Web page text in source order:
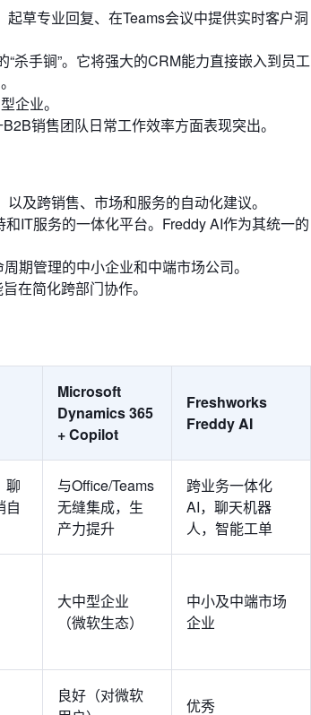
草专业回复、在Teams会议中提供实时客户洞
杀手锏”。它将强大的CRM能力直接嵌入到员工
企业。
销售团队日常工作效率方面表现突出。
及跨销售、市场和服务的自动化建议。
IT服务的一体化平台。Freddy AI作为其统一的
期管理的中小企业和中端市场公司。
在简化跨部门协作。
Microsoft
Dynamics 365
+ Copilot
Freshworks
Freddy AI
聊
自
与Office/Teams
无缝集成，生
产力提升
跨业务一体化
AI，聊天机器
人，智能工单
大中型企业
（微软生态）
中小及中端市场
企业
良好（对微软
优秀